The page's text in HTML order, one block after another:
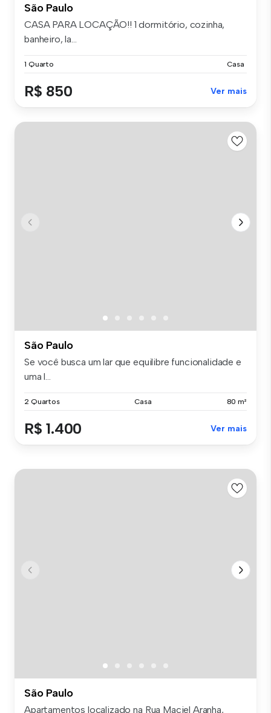
São Paulo
CASA PARA LOCAÇÃO!! 1 dormitório, cozinha,
banheiro, la...
1 Quarto Casa
R$ 850 Ver mais
São Paulo
Se você busca um lar que equilibre funcionalidade e
uma l...
2 Quartos Casa 80 m²
R$ 1.400 Ver mais
São Paulo
Apartamentos localizado na Rua Maciel Aranha,